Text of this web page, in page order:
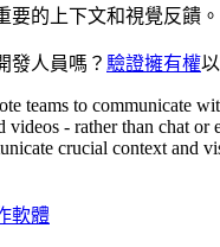
要的上下文和視覺反饋。
發人員嗎？ 驗證擁有權
teams to communicate
videos - rather than chat or
crucial context and
軟體